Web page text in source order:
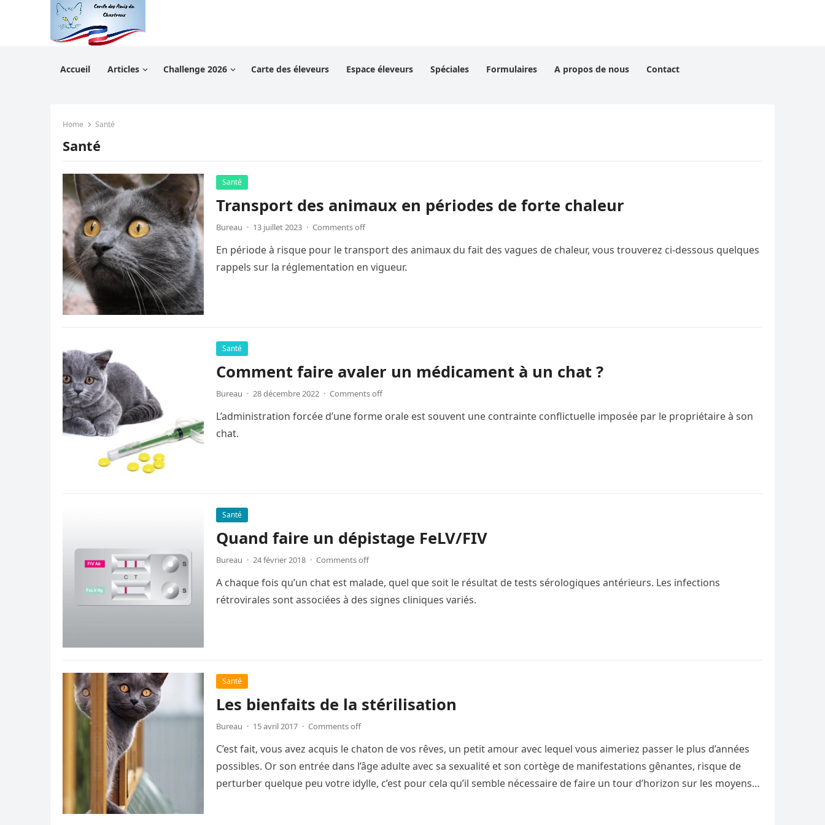
Accueil Articles Challenge 2026 Carte des éleveurs Espace éleveurs Spéciales Formulaires A propos de nous Contact
Home Santé
Santé
Santé
Transport des animaux en périodes de forte chaleur
Bureau · 13 juillet 2023 · Comments off
En période à risque pour le transport des animaux du fait des vagues de chaleur, vous trouverez ci-dessous quelques
rappels sur la réglementation en vigueur.
Santé
Comment faire avaler un médicament à un chat ?
Bureau · 28 décembre 2022 · Comments off
L’administration forcée d’une forme orale est souvent une contrainte conflictuelle imposée par le propriétaire à son
chat.
Santé
Quand faire un dépistage FeLV/FIV
Bureau · 24 février 2018 · Comments off
A chaque fois qu’un chat est malade, quel que soit le résultat de tests sérologiques antérieurs. Les infections
rétrovirales sont associées à des signes cliniques variés.
Santé
Les bienfaits de la stérilisation
Bureau · 15 avril 2017 · Comments off
C’est fait, vous avez acquis le chaton de vos rêves, un petit amour avec lequel vous aimeriez passer le plus d’années
possibles. Or son entrée dans l’âge adulte avec sa sexualité et son cortège de manifestations gênantes, risque de
perturber quelque peu votre idylle, c’est pour cela qu’il semble nécessaire de faire un tour d’horizon sur les moyens